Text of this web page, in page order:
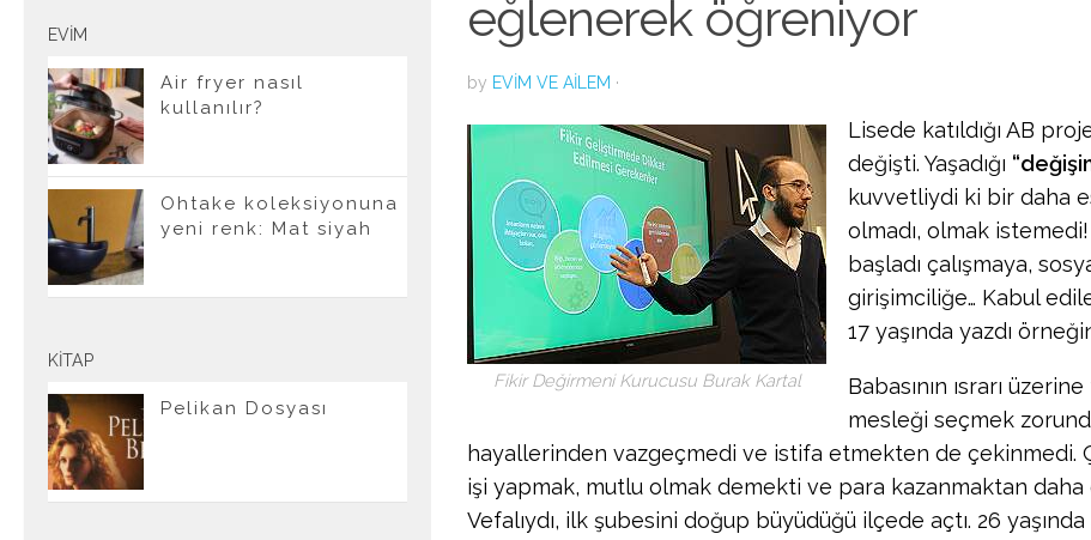
eğlenerek öğreniyor
by EVIM VE AILEM ·
Fikir Değirmeni Kurucusu Burak Kartal
Lisede katıldığı AB
değişti. Yaşadığı
kuvvetliydi ki bir daha
olmadı, olmak istemedi!
başladı çalışmaya,
girişimciliğe… Kabul
17 yaşında yazdı
Babasının ısrarı
mesleği seçmek
hayallerinden vazgeçmedi ve istifa etmekten de çekinmedi.
işi yapmak, mutlu olmak demekti ve para kazanmaktan daha
Vefalıydı, ilk şubesini doğup büyüdüğü ilçede açtı. 26
EVIM
Air fryer nasıl
kullanılır?
Ohtake koleksiyonuna
yeni renk: Mat siyah
KITAP
Pelikan Dosyası